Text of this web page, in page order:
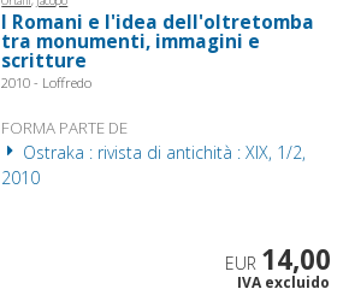
I Romani e l'idea dell'oltretomba
tra monumenti, immagini e
scritture
2010 - Loffredo
FORMA PARTE DE
Ostraka : rivista di antichità : XIX, 1/2,
2010
EUR 14,00
IVA excluido